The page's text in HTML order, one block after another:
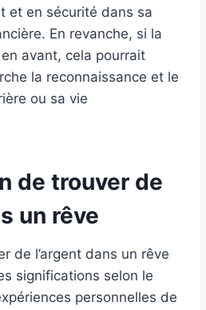
et en sécurité dans sa
En revanche, si la
avant, cela pourrait
la reconnaissance et le
ou sa vie
de trouver de
un rêve
de l’argent dans un rêve
significations selon le
personnelles de